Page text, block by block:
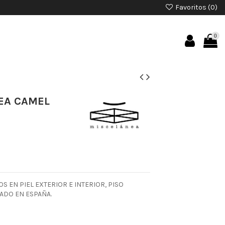
Favoritos (0)
0
CAMEL
EN PIEL EXTERIOR E INTERIOR, PISO
EN ESPAÑA.